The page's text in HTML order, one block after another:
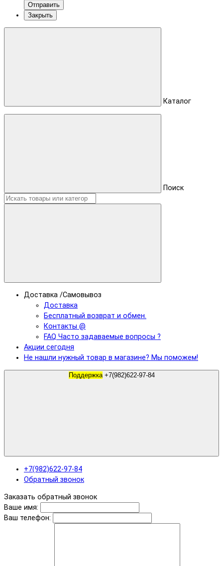
Отправить
Закрыть
Каталог
Поиск
Доставка /Самовывоз
Доставка
Бесплатный возврат и обмен.
Контакты @
FAQ Часто задаваемые вопросы ?
Акции сегодня
Не нашли нужный товар в магазине? Мы поможем!
Поддержка +7(982)622-97-84
+7(982)622-97-84
Обратный звонок
Заказать обратный звонок
Ваше имя:
Ваш телефон: